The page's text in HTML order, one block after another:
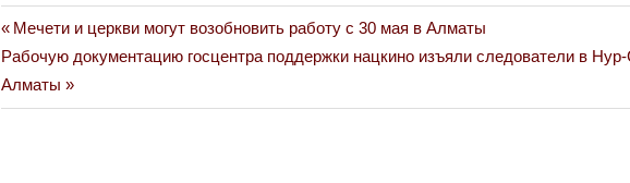
Навигация
по
Previous
Post:
Мечети и церкви могут возобновить работу с 30 мая в Алматы
Next
Post:
Рабочую документацию госцентра поддержки нацкино изъяли следователи в
Алматы